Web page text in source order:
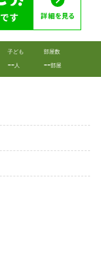
子ども
--人
部屋数
--部屋